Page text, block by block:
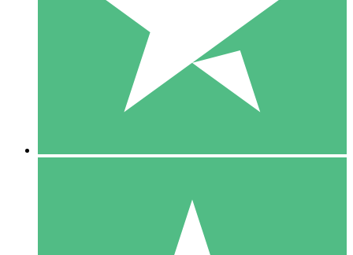
1 Téléchargement
10 00
10 Téléchargements
20 00